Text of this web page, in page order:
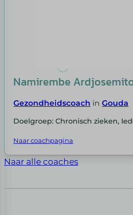
Namirembe
Gezondheidscoach inGouda
Doelgroep: Chronisch zieken,
Naar coachpagina
Naar alle coaches